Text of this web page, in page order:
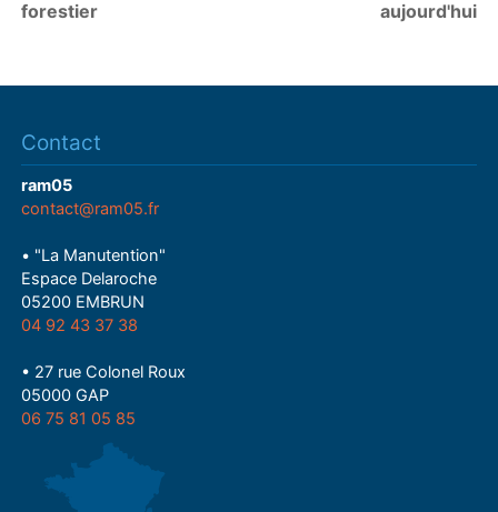
forestier
aujourd'hui
Contact
ram05
contact@ram05.fr
• "La Manutention"
Espace Delaroche
05200 EMBRUN
04 92 43 37 38
• 27 rue Colonel Roux
05000 GAP
06 75 81 05 85